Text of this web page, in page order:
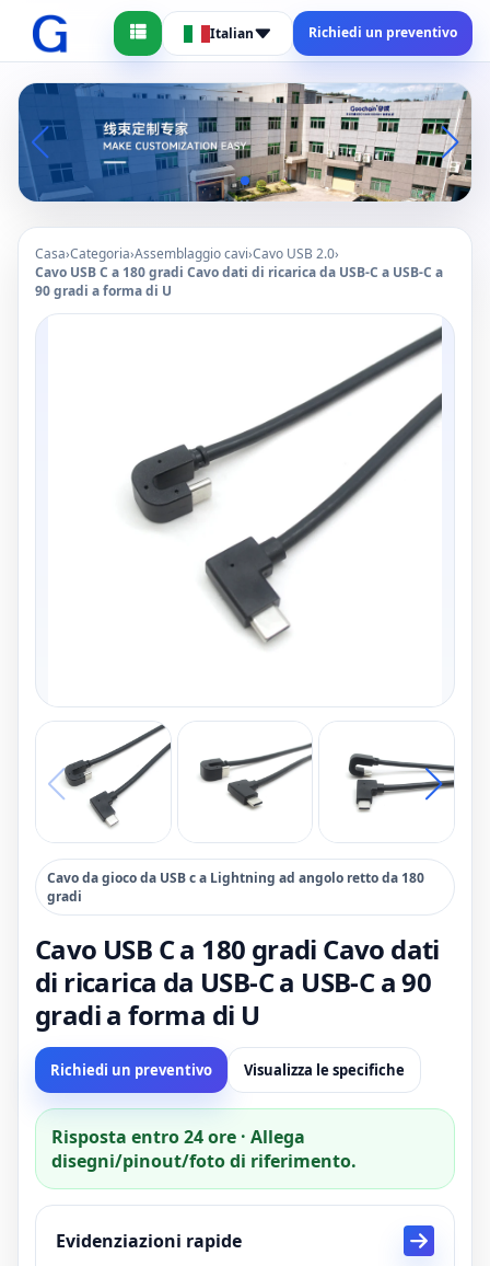
Italian Richiedi un preventivo
Casa›Categoria›Assemblaggio cavi›Cavo USB 2.0›
Cavo USB C a 180 gradi Cavo dati di ricarica da USB-C a USB-C a
90 gradi a forma di U
Cavo da gioco da USB c a Lightning ad angolo retto da 180
gradi
Cavo USB C a 180 gradi Cavo dati
di ricarica da USB-C a USB-C a 90
gradi a forma di U
Richiedi un preventivo Visualizza le specifiche
Risposta entro 24 ore · Allega
disegni/pinout/foto di riferimento.
Evidenziazioni rapide